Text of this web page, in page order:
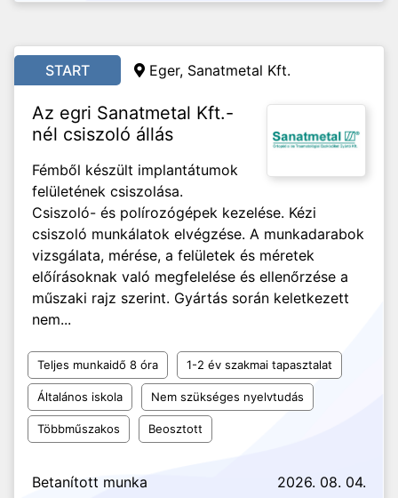
START Eger, Sanatmetal Kft.
Az egri Sanatmetal Kft.-
nél csiszoló állás
Fémből készült implantátumok
felületének csiszolása.
Csiszoló- és polírozógépek kezelése. Kézi
csiszoló munkálatok elvégzése. A munkadarabok
vizsgálata, mérése, a felületek és méretek
előírásoknak való megfelelése és ellenőrzése a
műszaki rajz szerint. Gyártás során keletkezett
nem...
Teljes munkaidő 8 óra 1-2 év szakmai tapasztalat
Általános iskola Nem szükséges nyelvtudás
Többműszakos Beosztott
Betanított munka 2026. 08. 04.